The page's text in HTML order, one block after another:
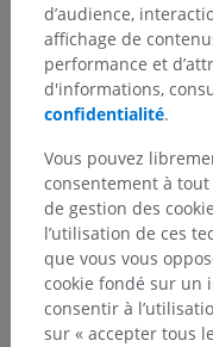
d’audience,
affichage de
performance et
d'informations,
confidentialité.
Vous pouvez
consentement à
de gestion des
l’utilisation de ces
que vous vous
cookie fondé sur un
consentir à
sur « accepter tous